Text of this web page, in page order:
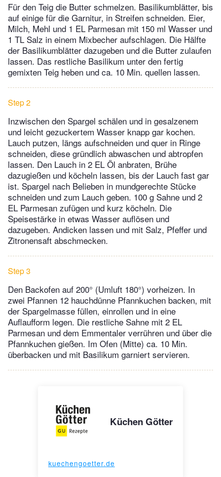
Für den Teig die Butter schmelzen. Basilikumblätter, bis
auf einige für die Garnitur, in Streifen schneiden. Eier,
Milch, Mehl und 1 EL Parmesan mit 150 ml Wasser und
1 TL Salz in einem Mixbecher aufschlagen. Die Hälfte
der Basilikumblätter dazugeben und die Butter zulaufen
lassen. Das restliche Basilikum unter den fertig
gemixten Teig heben und ca. 10 Min. quellen lassen.
Step 2
Inzwischen den Spargel schälen und in gesalzenem
und leicht gezuckertem Wasser knapp gar kochen.
Lauch putzen, längs aufschneiden und quer in Ringe
schneiden, diese gründlich abwaschen und abtropfen
lassen. Den Lauch in 2 EL Öl anbraten, Brühe
dazugießen und köcheln lassen, bis der Lauch fast gar
ist. Spargel nach Belieben in mundgerechte Stücke
schneiden und zum Lauch geben. 100 g Sahne und 2
EL Parmesan zufügen und kurz köcheln. Die
Speisestärke in etwas Wasser auflösen und
dazugeben. Andicken lassen und mit Salz, Pfeffer und
Zitronensaft abschmecken.
Step 3
Den Backofen auf 200° (Umluft 180°) vorheizen. In
zwei Pfannen 12 hauchdünne Pfannkuchen backen, mit
der Spargelmasse füllen, einrollen und in eine
Auflaufform legen. Die restliche Sahne mit 2 EL
Parmesan und dem Emmentaler verrühren und über die
Pfannkuchen gießen. Im Ofen (Mitte) ca. 10 Min.
überbacken und mit Basilikum garniert servieren.
Küchen Götter
kuechengoetter.de